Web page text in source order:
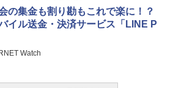
の集金も割り勘もこれで楽に！？
イル送金・決済サービス「LINE P
Watch